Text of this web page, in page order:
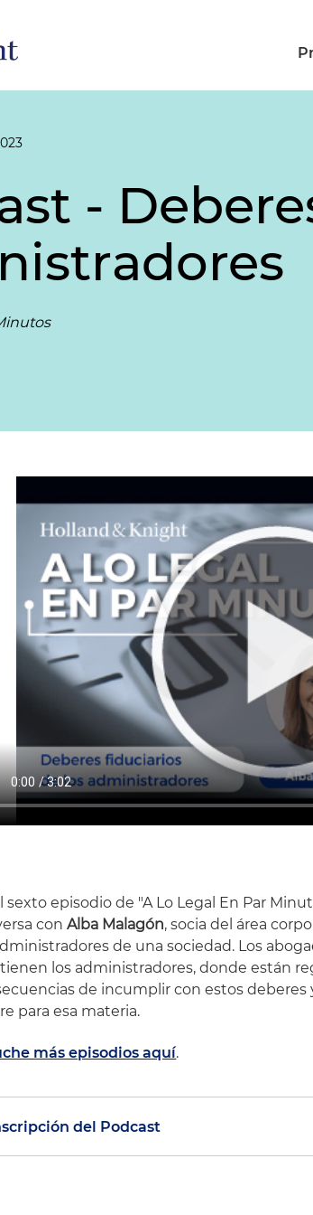
-
sexto episodio de "A Lo Legal En Par
conAlba Malagón, socia del área
de una sociedad. Los
los administradores, donde están
de incumplir con estos deberes
para esa materia.
más episodios aquí.
del Podcast